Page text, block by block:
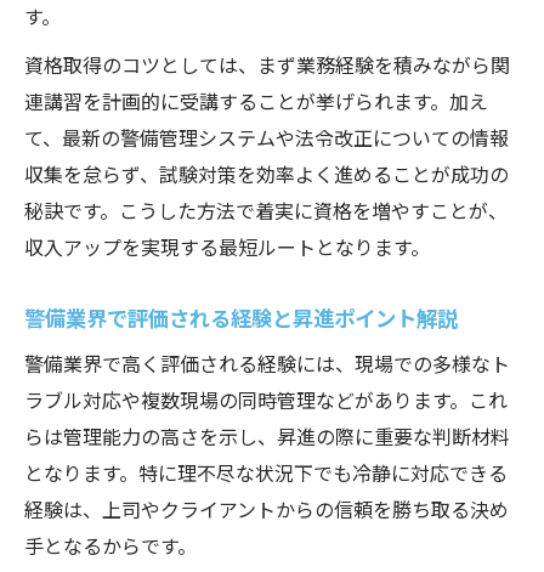
す。
資格取得のコツとしては、まず業務経験を積みながら関
連講習を計画的に受講することが挙げられます。加え
て、最新の警備管理システムや法令改正についての情報
収集を怠らず、試験対策を効率よく進めることが成功の
秘訣です。こうした方法で着実に資格を増やすことが、
収入アップを実現する最短ルートとなります。
警備業界で評価される経験と昇進ポイント解説
警備業界で高く評価される経験には、現場での多様なト
ラブル対応や複数現場の同時管理などがあります。これ
らは管理能力の高さを示し、昇進の際に重要な判断材料
となります。特に理不尽な状況下でも冷静に対応できる
経験は、上司やクライアントからの信頼を勝ち取る決め
手となるからです。